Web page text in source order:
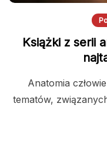
Książki z serii
Anatomia
tematów,